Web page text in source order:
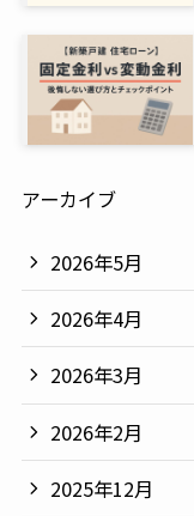
アーカイブ
2026年5月
2026年4月
2026年3月
2026年2月
2025年12月